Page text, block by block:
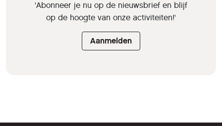
'Abonneer je nu op de nieuwsbrief en blijf
op de hoogte van onze activiteiten!'
Aanmelden